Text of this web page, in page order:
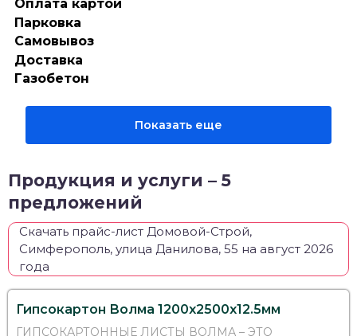
Оплата картой
Парковка
Самовывоз
Доставка
Газобетон
Показать еще
Продукция и услуги – 5
предложений
Скачать прайс-лист Домовой-Строй,
Симферополь, улица Данилова, 55 на август 2026
года
Гипсокартон Волма 1200x2500x12.5мм
ГИПСОКАРТОННЫЕ ЛИСТЫ ВОЛМА – ЭТО